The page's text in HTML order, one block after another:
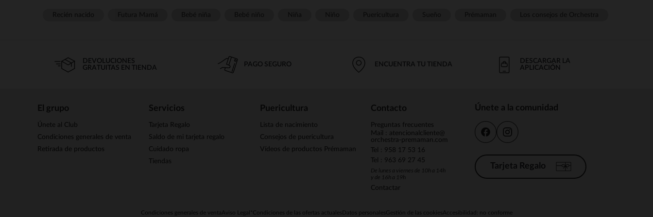
DEVOLUCIONES
GRATUITAS EN TIENDA
PAGO SEGURO ENCUENTRA TU TIENDA
DESCARGAR LA
APLICACIÓN
El grupo
Únete al Club
Condiciones generales de venta
Retirada de productos
Servicios
Tarjeta Regalo
Saldo de mi tarjeta regalo
Cuidado ropa
Tiendas
Puericultura
Lista de nacimiento
Consejos de puericultura
Vídeos de productos Prémaman
Contacto
Preguntas frecuentes
Mail : atencionalcliente@
orchestra-premaman.com
Tel : 958 17 53 16
Tel : 963 69 27 45
De lunes a viernes de 10h a 14h
y de 16h a 19h
Contactar
Únete a la comunidad
Tarjeta Regalo
Condiciones generales de ventaAviso Legal *Condiciones de las ofertas actuales Datos personalesGestión de las cookiesAccesibilidad: no conforme